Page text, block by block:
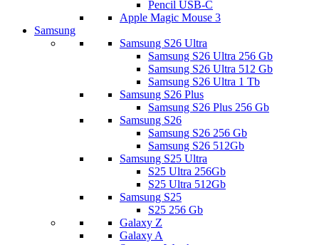
Pencil USB-C
Apple Magic Mouse 3
Samsung
Samsung S26 Ultra
Samsung S26 Ultra 256 Gb
Samsung S26 Ultra 512 Gb
Samsung S26 Ultra 1 Tb
Samsung S26 Plus
Samsung S26 Plus 256 Gb
Samsung S26
Samsung S26 256 Gb
Samsung S26 512Gb
Samsung S25 Ultra
S25 Ultra 256Gb
S25 Ultra 512Gb
Samsung S25
S25 256 Gb
Galaxy Z
Galaxy A